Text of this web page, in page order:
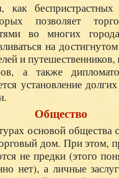
как
позволяет
во многих
на
и
а также
установление
Общество
основой общества
дом. При этом,
не предки (этого
нет), а личные